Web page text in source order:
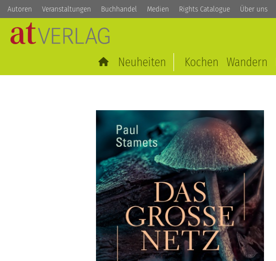
Autoren Veranstaltungen Buchhandel Medien Rights Catalogue Über uns
Neuheiten Kochen Wandern